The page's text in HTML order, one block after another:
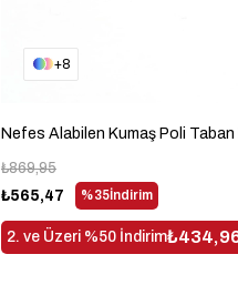
8
%35İndirim
₺565,47
₺869,95
2. ve Üzeri %50 İndirim